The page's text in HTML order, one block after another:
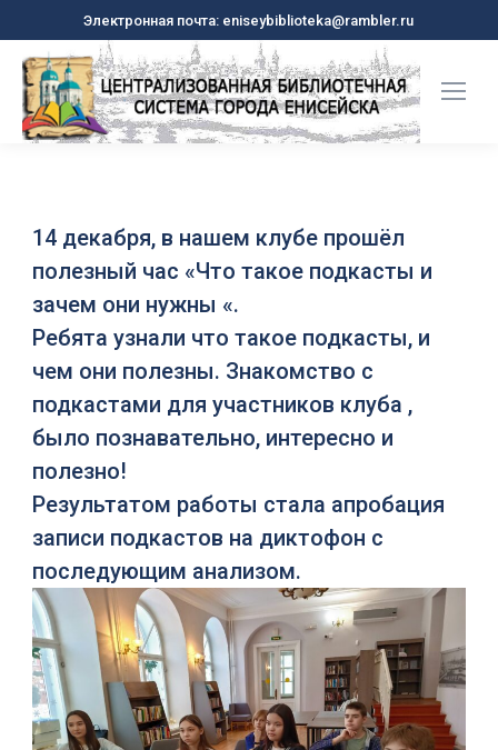
Электронная почта: eniseybiblioteka@rambler.ru
14 декабря, в нашем клубе прошёл
полезный час «Что такое подкасты и
зачем они нужны «.
Ребята узнали что такое подкасты, и
чем они полезны. Знакомство с
подкастами для участников клуба ,
было познавательно, интересно и
полезно!
Результатом работы стала апробация
записи подкастов на диктофон с
последующим анализом.